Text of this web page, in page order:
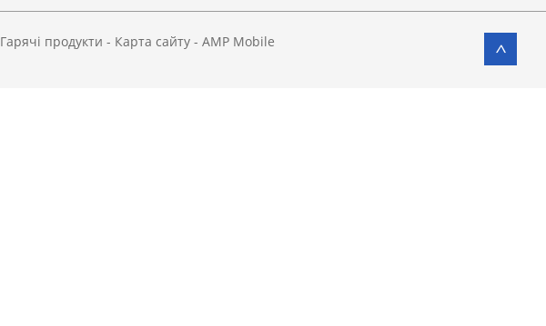
Гарячі продукти - Карта сайту - AMP Mobile
>